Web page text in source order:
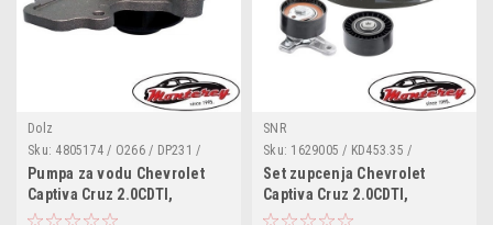
Dolz
Sku: 4805174 / O266 / DP231 /
WP6504 / 1 987 949 778 /
ADG09176C / 1214106100 / 40 94
0012 / VKMC05701
Pumpa za vodu Chevrolet
Captiva Cruz 2.0CDTI,
Epica,Lacetti,Nubira
SNR
Sku: 1629005 / KD453.35 /
95507816 / K015634XS /
VKMA05701 / CT1121K1 / KTB976
Set zupcenja Chevrolet
Captiva Cruz 2.0CDTI,
Epica,Lacetti,Nubira